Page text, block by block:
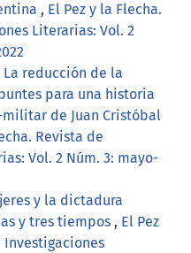
, El Pez y la Flecha.
Literarias: Vol. 2
La reducción de la
para una historia
de Juan Cristóbal
Revista de
Vol. 2 Núm. 3: mayo-
y la dictadura
y tres tiempos , El Pez
Investigaciones